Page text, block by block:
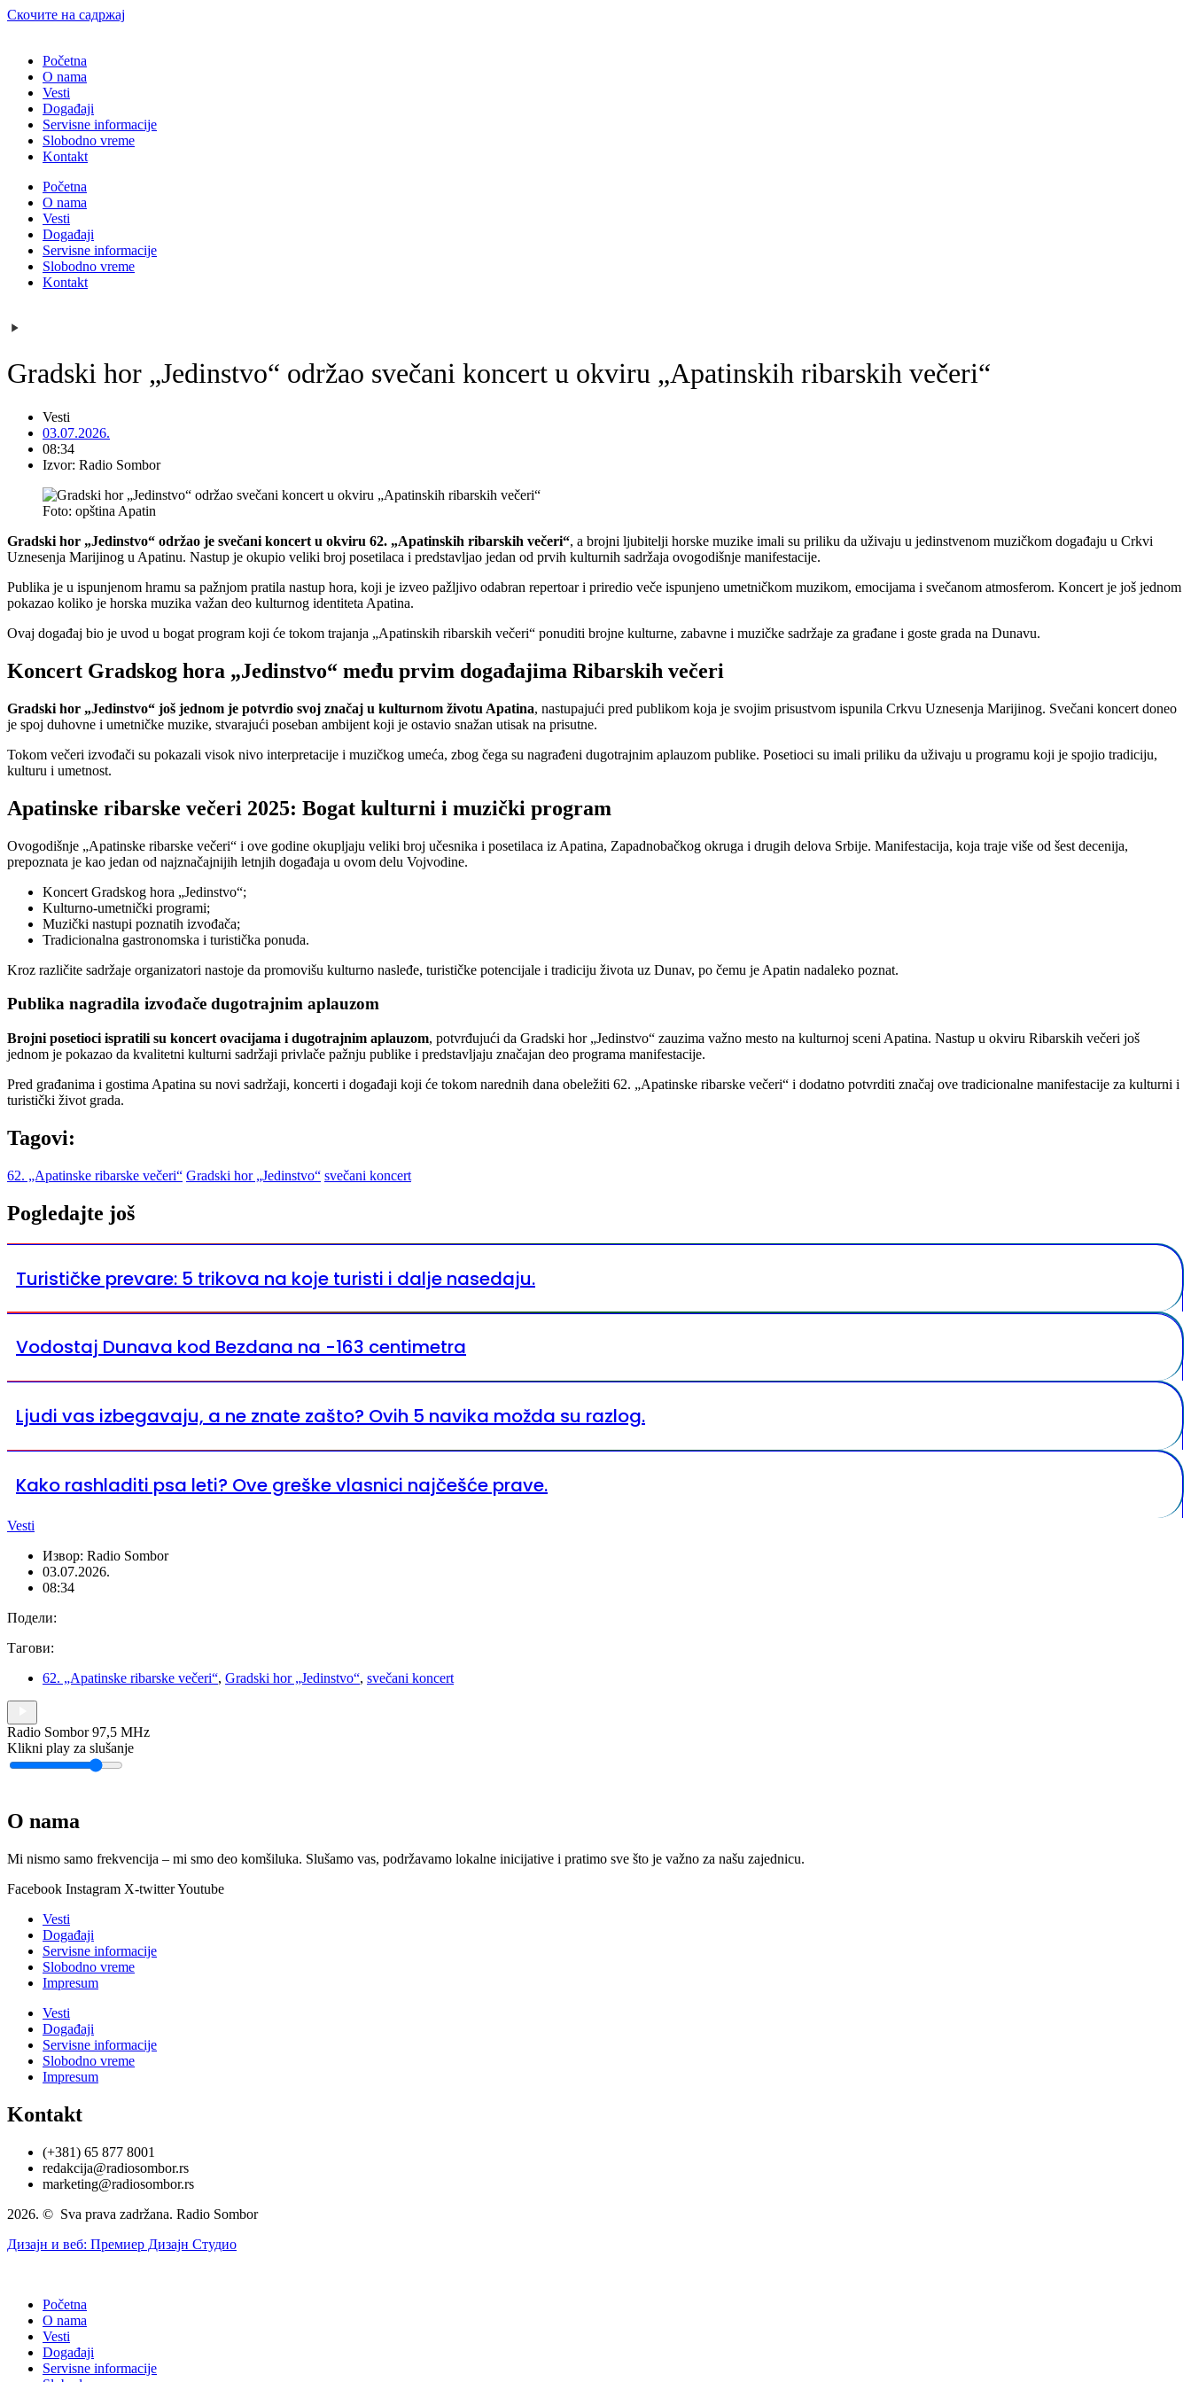
Скочите на садржај
Početna
O nama
Vesti
Događaji
Servisne informacije
Slobodno vreme
Kontakt
Početna
O nama
Vesti
Događaji
Servisne informacije
Slobodno vreme
Kontakt
Gradski hor „Jedinstvo“ održao svečani koncert u okviru „Apatinskih ribarskih večeri“
Vesti
03.07.2026.
08:34
Izvor: Radio Sombor
Foto: opština Apatin
Gradski hor „Jedinstvo“ održao je svečani koncert u okviru 62. „Apatinskih ribarskih večeri“, a brojni ljubitelji horske muzike imali su priliku da uživaju u jedinstvenom muzičkom događaju u Crkvi
Uznesenja Marijinog u Apatinu. Nastup je okupio veliki broj posetilaca i predstavljao jedan od prvih kulturnih sadržaja ovogodišnje manifestacije.
Publika je u ispunjenom hramu sa pažnjom pratila nastup hora, koji je izveo pažljivo odabran repertoar i priredio veče ispunjeno umetničkom muzikom, emocijama i svečanom atmosferom. Koncert je još jednom
pokazao koliko je horska muzika važan deo kulturnog identiteta Apatina.
Ovaj događaj bio je uvod u bogat program koji će tokom trajanja „Apatinskih ribarskih večeri“ ponuditi brojne kulturne, zabavne i muzičke sadržaje za građane i goste grada na Dunavu.
Koncert Gradskog hora „Jedinstvo“ među prvim događajima Ribarskih večeri
Gradski hor „Jedinstvo“ još jednom je potvrdio svoj značaj u kulturnom životu Apatina, nastupajući pred publikom koja je svojim prisustvom ispunila Crkvu Uznesenja Marijinog. Svečani koncert doneo
je spoj duhovne i umetničke muzike, stvarajući poseban ambijent koji je ostavio snažan utisak na prisutne.
Tokom večeri izvođači su pokazali visok nivo interpretacije i muzičkog umeća, zbog čega su nagrađeni dugotrajnim aplauzom publike. Posetioci su imali priliku da uživaju u programu koji je spojio tradiciju,
kulturu i umetnost.
Apatinske ribarske večeri 2025: Bogat kulturni i muzički program
Ovogodišnje „Apatinske ribarske večeri“ i ove godine okupljaju veliki broj učesnika i posetilaca iz Apatina, Zapadnobačkog okruga i drugih delova Srbije. Manifestacija, koja traje više od šest decenija,
prepoznata je kao jedan od najznačajnijih letnjih događaja u ovom delu Vojvodine.
Koncert Gradskog hora „Jedinstvo“;
Kulturno-umetnički programi;
Muzički nastupi poznatih izvođača;
Tradicionalna gastronomska i turistička ponuda.
Kroz različite sadržaje organizatori nastoje da promovišu kulturno nasleđe, turističke potencijale i tradiciju života uz Dunav, po čemu je Apatin nadaleko poznat.
Publika nagradila izvođače dugotrajnim aplauzom
Brojni posetioci ispratili su koncert ovacijama i dugotrajnim aplauzom, potvrđujući da Gradski hor „Jedinstvo“ zauzima važno mesto na kulturnoj sceni Apatina. Nastup u okviru Ribarskih večeri još
jednom je pokazao da kvalitetni kulturni sadržaji privlače pažnju publike i predstavljaju značajan deo programa manifestacije.
Pred građanima i gostima Apatina su novi sadržaji, koncerti i događaji koji će tokom narednih dana obeležiti 62. „Apatinske ribarske večeri“ i dodatno potvrditi značaj ove tradicionalne manifestacije za kulturni i
turistički život grada.
Tagovi:
62. „Apatinske ribarske večeri“ Gradski hor „Jedinstvo“ svečani koncert
Pogledajte još
Turističke prevare: 5 trikova na koje turisti i dalje nasedaju.
Vodostaj Dunava kod Bezdana na -163 centimetra
Ljudi vas izbegavaju, a ne znate zašto? Ovih 5 navika možda su razlog.
Kako rashladiti psa leti? Ove greške vlasnici najčešće prave.
Vesti
Извор: Radio Sombor
03.07.2026.
08:34
Подели:
Тагови:
62. „Apatinske ribarske večeri“, Gradski hor „Jedinstvo“, svečani koncert
Radio Sombor 97,5 MHz
Klikni play za slušanje
O nama
Mi nismo samo frekvencija – mi smo deo komšiluka. Slušamo vas, podržavamo lokalne inicijative i pratimo sve što je važno za našu zajednicu.
Facebook Instagram X-twitterYoutube
Vesti
Događaji
Servisne informacije
Slobodno vreme
Impresum
Vesti
Događaji
Servisne informacije
Slobodno vreme
Impresum
Kontakt
(+381) 65 877 8001
redakcija@radiosombor.rs
marketing@radiosombor.rs
2026. © Sva prava zadržana. Radio Sombor
Дизајн и веб: Премиер Дизајн Студио
Početna
O nama
Vesti
Događaji
Servisne informacije